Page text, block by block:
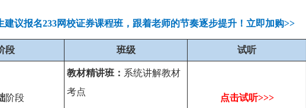
建议报名233网校证券课程班，跟着老师的节奏逐步提升！立即加购>>
段 班级 试听
阶段
教材精讲班： 系统讲解教材
考点
点击试听>>>